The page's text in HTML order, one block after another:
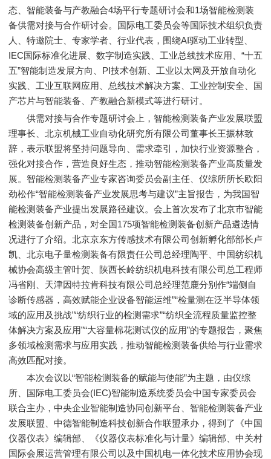
态、智能装备与产教融合4场平行专题研讨会和1场智能检测装
备供需对接与合作研讨会。国际电工委员会等国际技术组织负责
人、特邀院士、专家学者、行业代表，围绕AI驱动工业转型、
IEC国际标准化进展、数字制造实践、工业总线技术应用、“十五
五”智能制造发展方向、PI技术创新、工业以太网及开放自动化
实践、工业互联网应用、总线技术解决方案、工业控制安全、国
产芯片与智能装备、产教融合新模式等进行研讨。
供需对接与合作专题研讨会上，智能检测装备产业发展联盟
理事长、北京机械工业自动化研究所有限公司董事长王振林致
辞，表示联盟将坚持问题导向、需求牵引，加快行业资源整合，
强化对接合作，营造良好生态，推动智能检测装备产业高质量发
展。智能检测装备产业专家咨询委员会副主任、仪综所所长欧阳
劲松作“智能检测装备产业发展思考与建议”主旨报告，为我国智
能检测装备产业提出发展路径建议。会上首次发布了北京市智能
检测装备创新产品，对全国175项智能检测装备创新产品遴选情
况进行了介绍。北京京东方传感技术有限公司创新孵化部部长卢
凯、北京电子量检测装备有限责任公司总经理陶平、中国纺织机
械协会高级主管叶贺、陕西长岭纺织机电科技有限公司总工程师
冯省刚、天津因特拉肯科技有限公司总经理范鹿分别作“端侧自
诊断传感器，高效赋能企业设备智能运维”“检量测在泛半导体领
域的应用及挑战”“纺织行业的检测需求”“纺织全流程质量监控整
体解决方案及应用”“大容量棉花测试仪的应用”的专题报告，聚焦
多领域检测需求与应用实践，推动智能检测装备供给与行业需求
高效匹配对接。
本次会议以“智能检测装备的赋能与使能”为主题，由仪综
所、国际电工委员会(IEC)智能制造系统委员会中国专家委员会
联合主办，中央企业智能制造协同创新平台、智能检测装备产业
发展联盟、中德智能制造科技创新合作联盟承办，得到了《中国
仪器仪表》编辑部、《仪器仪表标准化与计量》编辑部、中关村
国际会展运营管理有限公司以及中国机电一体化技术应用协会现